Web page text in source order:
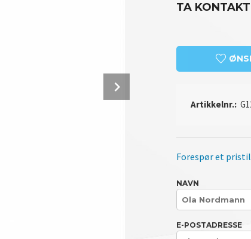
TA
Artikkelnr.:
Forespør et
NAVN
E-POSTADRESSE